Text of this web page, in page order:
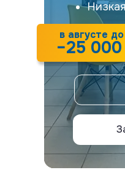
−25
в августе до